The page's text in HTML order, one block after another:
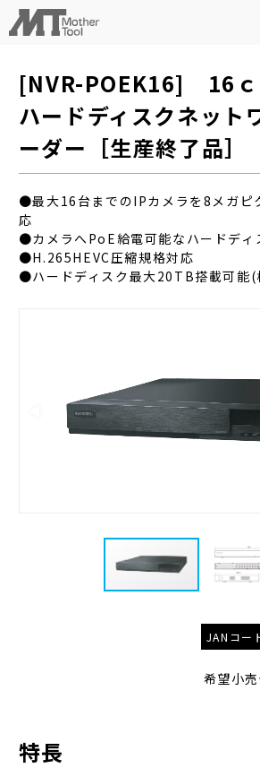
[NVR-POEK16] 16ｃ
ハードディスクネット
ーダー［生産終了品］
●最大16台までのIPカメラを8メガピ
応
●カメラへPoE給電可能なハードディ
●H.265HEVC圧縮規格対応
●ハードディスク最大20TB搭載可能
JANコー
希望小
特長